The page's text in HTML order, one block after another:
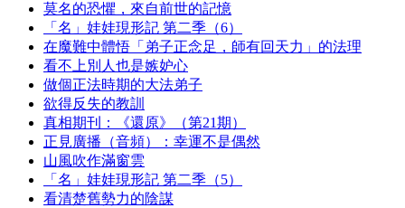
莫名的恐懼，來自前世的記憶
「名」娃娃現形記 第二季（6）
在魔難中體悟「弟子正念足，師有回天力」的法理
看不上別人也是嫉妒心
做個正法時期的大法弟子
欲得反失的教訓
真相期刊：《還原》（第21期）
正見廣播（音頻）：幸運不是偶然
山風吹作滿窗雲
「名」娃娃現形記 第二季（5）
看清楚舊勢力的陰謀